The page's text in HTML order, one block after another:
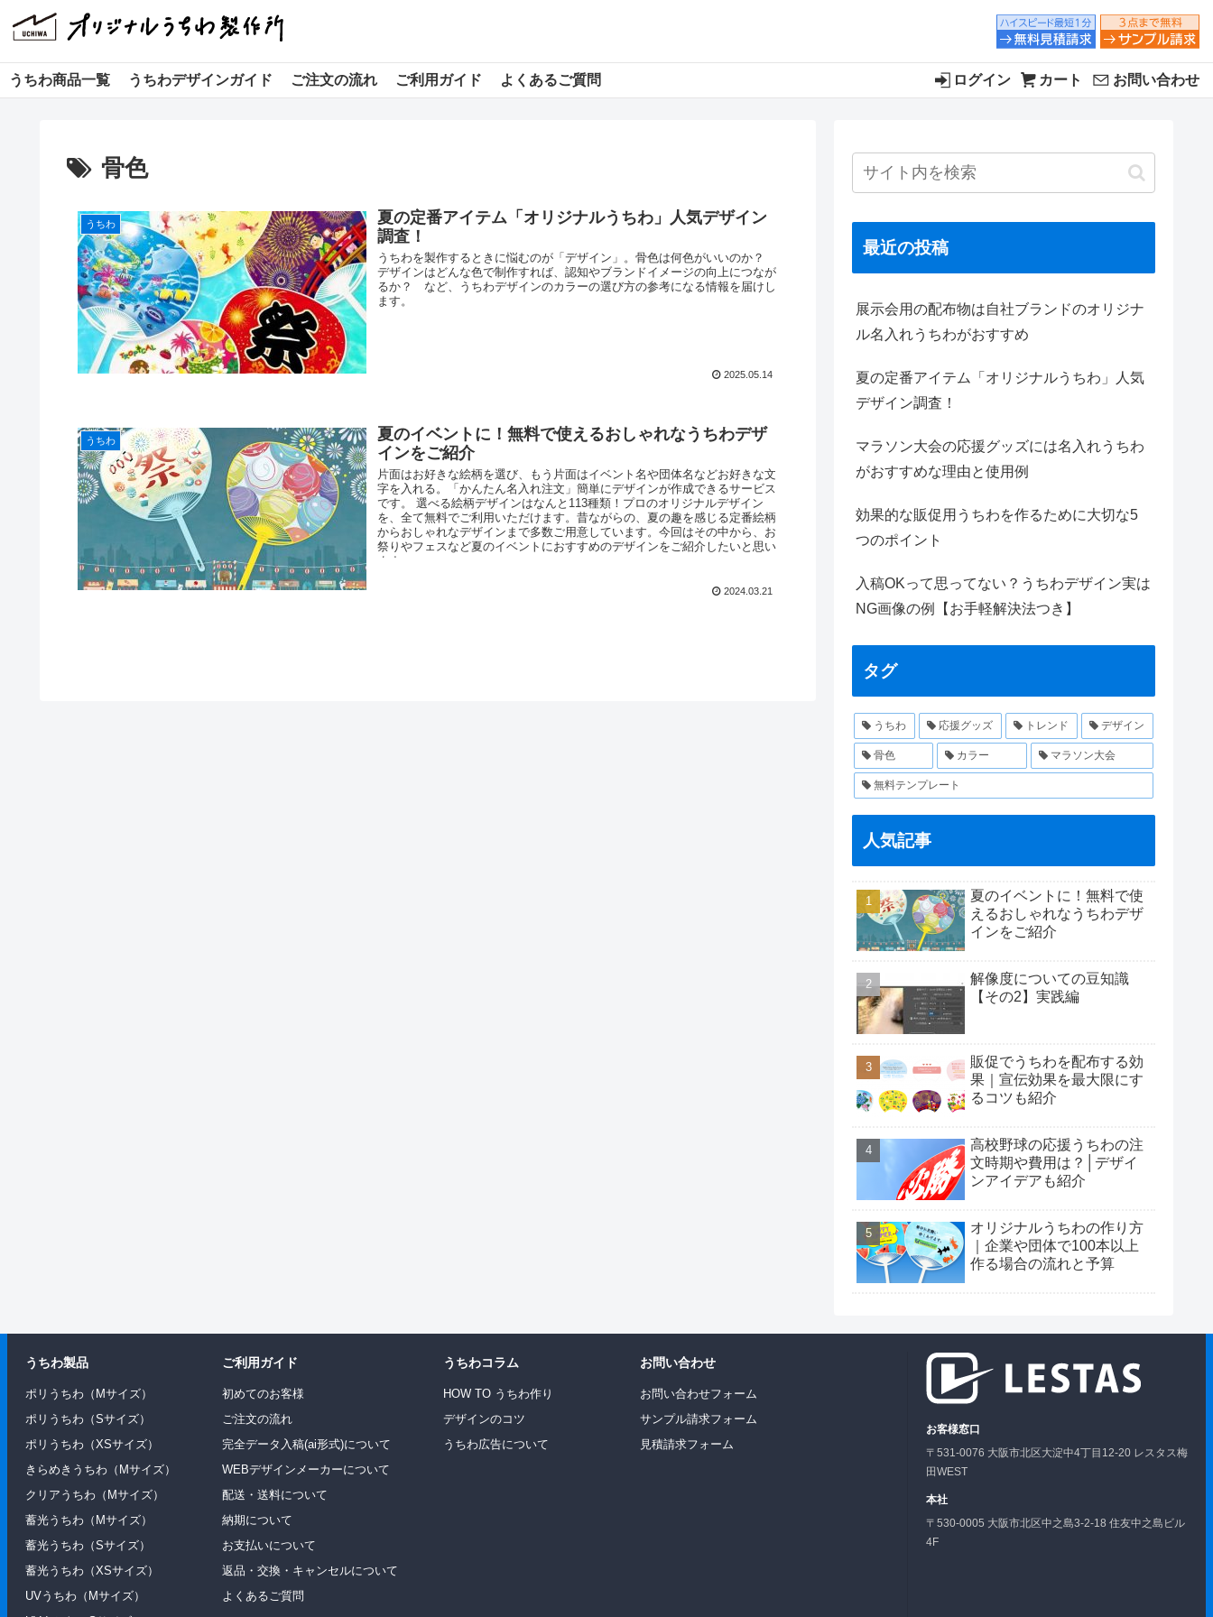
うちわ商品一覧 うちわデザインガイド ご注文の流れ ご利用ガイド よくあるご質問 ログイン カート お問い合わせ
骨色
うちわ
夏の定番アイテム「オリジナルうちわ」人気デザイン
調査！
うちわを製作するときに悩むのが「デザイン」。骨色は何色がいいのか？
デザインはどんな色で制作すれば、認知やブランドイメージの向上につなが
るか？ など、うちわデザインのカラーの選び方の参考になる情報を届けし
ます。
2025.05.14
うちわ
夏のイベントに！無料で使えるおしゃれなうちわデザ
インをご紹介
片面はお好きな絵柄を選び、もう片面はイベント名や団体名などお好きな文
字を入れる。「かんたん名入れ注文」簡単にデザインが作成できるサービス
です。 選べる絵柄デザインはなんと113種類！プロのオリジナルデザイン
を、全て無料でご利用いただけます。昔ながらの、夏の趣を感じる定番絵柄
からおしゃれなデザインまで多数ご用意しています。今回はその中から、お
祭りやフェスなど夏のイベントにおすすめのデザインをご紹介したいと思い
ます。
2024.03.21
最近の投稿
展示会用の配布物は自社ブランドのオリジナ
ル名入れうちわがおすすめ
夏の定番アイテム「オリジナルうちわ」人気
デザイン調査！
マラソン大会の応援グッズには名入れうちわ
がおすすめな理由と使用例
効果的な販促用うちわを作るために大切な5
つのポイント
入稿OKって思ってない？うちわデザイン実は
NG画像の例【お手軽解決法つき】
タグ
うちわ 応援グッズ トレンド デザイン
骨色 カラー マラソン大会
無料テンプレート
人気記事
夏のイベントに！無料で使
えるおしゃれなうちわデザ
インをご紹介
解像度についての豆知識
【その2】実践編
販促でうちわを配布する効
果｜宣伝効果を最大限にす
るコツも紹介
高校野球の応援うちわの注
文時期や費用は？│デザイ
ンアイデアも紹介
オリジナルうちわの作り方
｜企業や団体で100本以上
作る場合の流れと予算
うちわ製品
ポリうちわ（Mサイズ）
ポリうちわ（Sサイズ）
ポリうちわ（XSサイズ）
きらめきうちわ（Mサイズ）
クリアうちわ（Mサイズ）
蓄光うちわ（Mサイズ）
蓄光うちわ（Sサイズ）
蓄光うちわ（XSサイズ）
UVうちわ（Mサイズ）
ご利用ガイド
初めてのお客様
ご注文の流れ
完全データ入稿(ai形式)について
WEBデザインメーカーについて
配送・送料について
納期について
お支払いについて
返品・交換・キャンセルについて
よくあるご質問
うちわコラム
HOW TO うちわ作り
デザインのコツ
うちわ広告について
お問い合わせ
お問い合わせフォーム
サンプル請求フォーム
見積請求フォーム
お客様窓口
〒531-0076 大阪市北区大淀中4丁目12-20 レスタス梅
田WEST
本社
〒530-0005 大阪市北区中之島3-2-18 住友中之島ビル
4F